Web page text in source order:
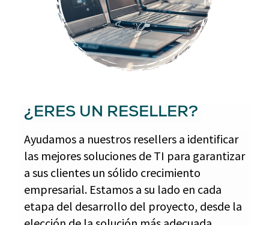
¿ERES UN RESELLER?
Ayudamos a nuestros resellers a identificar
las mejores soluciones de TI para garantizar
a sus clientes un sólido crecimiento
empresarial. Estamos a su lado en cada
etapa del desarrollo del proyecto, desde la